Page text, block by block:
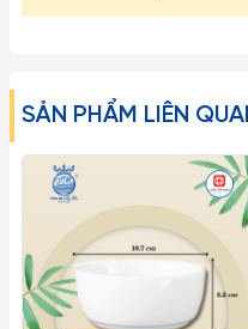
SẢN PHẨM LIÊN